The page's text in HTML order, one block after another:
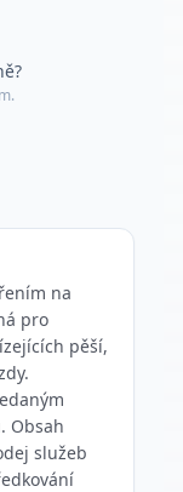
na
pro
pěší,
Obsah
služeb